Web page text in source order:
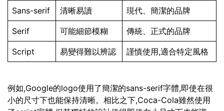
Sans-serif 清晰易讀 現代、簡潔的品牌
Serif 可能細節模糊 傳統、正式的品牌
Script 易變得難以辨認 謹慎使用,適合特定風格
例如,Google的logo使用了簡潔的sans-serif字體,即使在很
小的尺寸下也能保持清晰。相比之下,Coca-Cola雖然使用